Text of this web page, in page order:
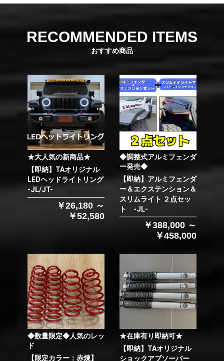
RECOMMENDED ITEMS
おすすめ商品
★大人気の新商品★
【即納】TAオリジナル
LEDヘッドライトリング
-JL/JT-
￥26,180 ～
￥52,580
◆調整式アルミフェンダ
ー発売◆
【即納】アルミフェンダ
ー＆エクステンション＆
スリムライト ２点セッ
ト -JL-
￥388,000 ～
￥458,000
◆数量限定◆人気のレッ
ド
【限定カラー：赤煉】
★在庫有り即納可★
【即納】TAオリジナル
ショックアブソーバー